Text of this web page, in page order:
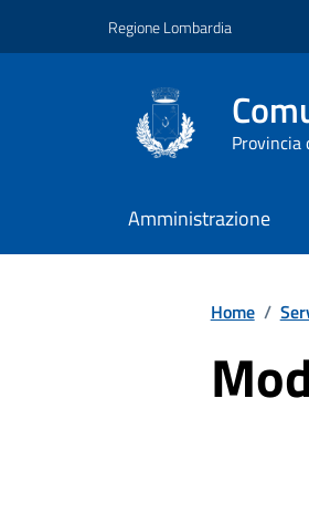
Regione Lombardia
Provincia
Amministrazione
Home /